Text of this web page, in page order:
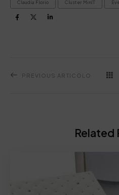
Claudia Florio Cluster MinIT
PREVIOUS ARTICOLO
Related